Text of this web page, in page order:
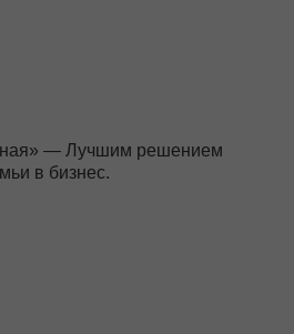
— Лучшим решением
в бизнес.